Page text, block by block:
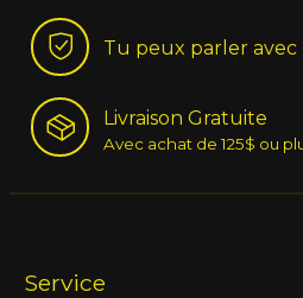
Tu peux parler avec
Livraison Gratuite
Avec achat de 125$ ou
Service